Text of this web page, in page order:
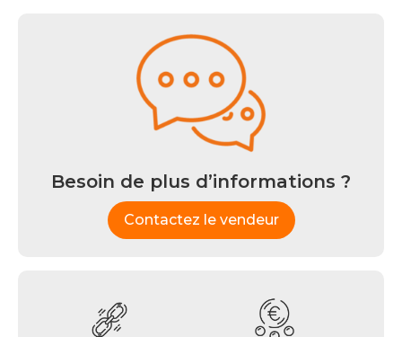
Besoin de plus d’informations ?
Contactez le vendeur